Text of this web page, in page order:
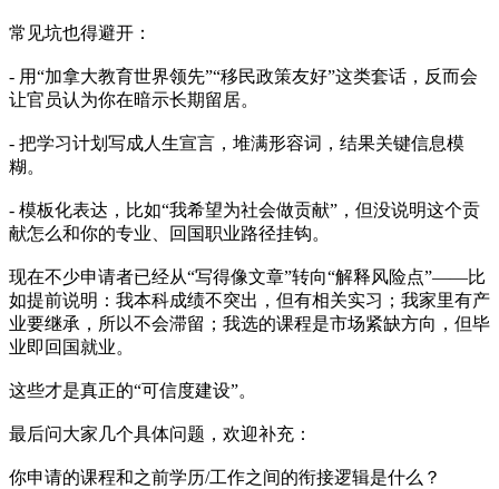
常见坑也得避开：
- 用“加拿大教育世界领先”“移民政策友好”这类套话，反而会
让官员认为你在暗示长期留居。
- 把学习计划写成人生宣言，堆满形容词，结果关键信息模
糊。
- 模板化表达，比如“我希望为社会做贡献”，但没说明这个贡
献怎么和你的专业、回国职业路径挂钩。
现在不少申请者已经从“写得像文章”转向“解释风险点”——比
如提前说明：我本科成绩不突出，但有相关实习；我家里有产
业要继承，所以不会滞留；我选的课程是市场紧缺方向，但毕
业即回国就业。
这些才是真正的“可信度建设”。
最后问大家几个具体问题，欢迎补充：
你申请的课程和之前学历/工作之间的衔接逻辑是什么？